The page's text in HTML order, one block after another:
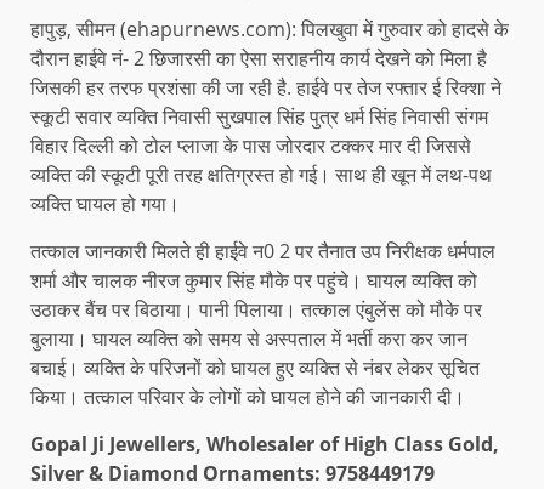
हापुड़, सीमन (ehapurnews.com): पिलखुवा में गुरुवार को हादसे के
दौरान हाईवे नं- 2 छिजारसी का ऐसा सराहनीय कार्य देखने को मिला है
जिसकी हर तरफ प्रशंसा की जा रही है. हाईवे पर तेज रफ्तार ई रिक्शा ने
स्कूटी सवार व्यक्ति निवासी सुखपाल सिंह पुत्र धर्म सिंह निवासी संगम
विहार दिल्ली को टोल प्लाजा के पास जोरदार टक्कर मार दी जिससे
व्यक्ति की स्कूटी पूरी तरह क्षतिग्रस्त हो गई। साथ ही खून में लथ-पथ
व्यक्ति घायल हो गया।
तत्काल जानकारी मिलते ही हाईवे न0 2 पर तैनात उप निरीक्षक धर्मपाल
शर्मा और चालक नीरज कुमार सिंह मौके पर पहुंचे। घायल व्यक्ति को
उठाकर बैंच पर बिठाया। पानी पिलाया। तत्काल एंबुलेंस को मौके पर
बुलाया। घायल व्यक्ति को समय से अस्पताल में भर्ती करा कर जान
बचाई। व्यक्ति के परिजनों को घायल हुए व्यक्ति से नंबर लेकर सूचित
किया। तत्काल परिवार के लोगों को घायल होने की जानकारी दी।
Gopal Ji Jewellers, Wholesaler of High Class Gold,
Silver & Diamond Ornaments: 9758449179